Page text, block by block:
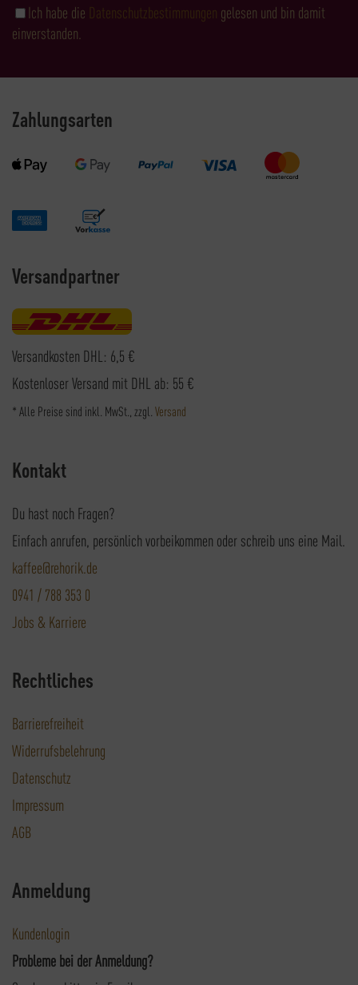
Ich habe die Datenschutzbestimmungen gelesen und bin damit
einverstanden.
Zahlungsarten
Versandpartner
Versandkosten DHL: 6,5 €
Kostenloser Versand mit DHL ab: 55 €
* Alle Preise sind inkl. MwSt., zzgl. Versand
Kontakt
Du hast noch Fragen?
Einfach anrufen, persönlich vorbeikommen oder schreib uns eine Mail.
kaffee@rehorik.de
0941 / 788 353 0
Jobs & Karriere
Rechtliches
Barrierefreiheit
Widerrufsbelehrung
Datenschutz
Impressum
AGB
Anmeldung
Kundenlogin
Probleme bei der Anmeldung?